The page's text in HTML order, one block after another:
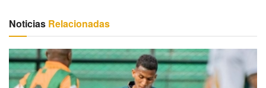
Noticias Relacionadas